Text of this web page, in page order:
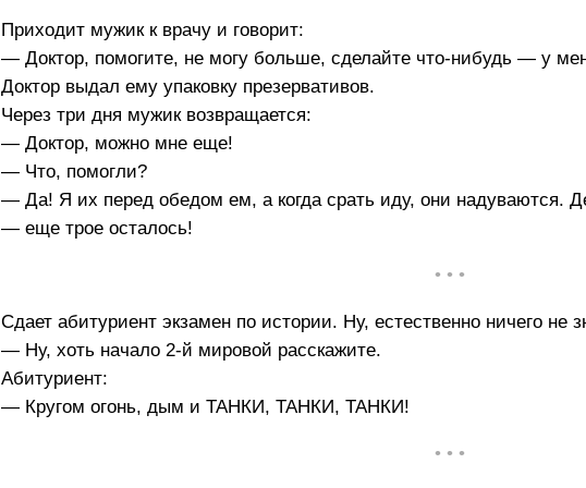
Приходит мужик к врачу и говорит:
— Доктор, помогите, не могу больше, сделайте что-нибудь — у
Доктор выдал ему упаковку презервативов.
Через три дня мужик возвращается:
— Доктор, можно мне еще!
— Что, помогли?
— Да! Я их перед обедом ем, а когда срать иду, они надуваются.
— еще трое осталось!
• • •
Сдает абитуриент экзамен по истории. Ну, естественно ничего не
— Ну, хоть начало 2-й мировой расскажите.
Абитуриент:
— Кругом огонь, дым и ТАНКИ, ТАНКИ, ТАНКИ!
• • •